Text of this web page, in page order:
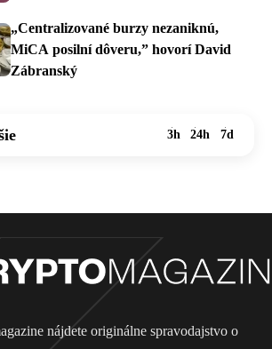
„Centralizované burzy nezaniknú,
MiCA posilní dôveru,” hovorí David
Zábranský
3h 24h 7d
nájdete originálne spravodajstvo o